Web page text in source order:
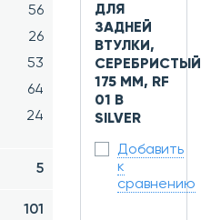
56
26
53
64
24
5
101
ДЛЯ
ЗАДНЕЙ
ВТУЛКИ,
175 ММ, RF
01 B
SILVER
Добавить
к
сравнению